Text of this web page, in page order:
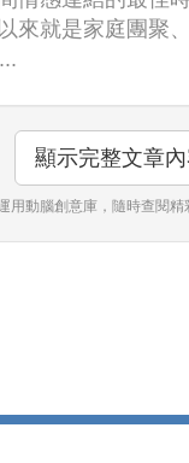
來就是家庭團聚
顯示完整文章
用動腦創意庫，隨時查閱精